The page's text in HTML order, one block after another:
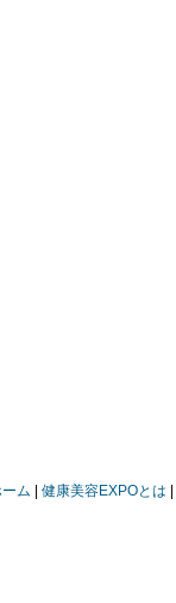
ム 健康美容EXPOとは